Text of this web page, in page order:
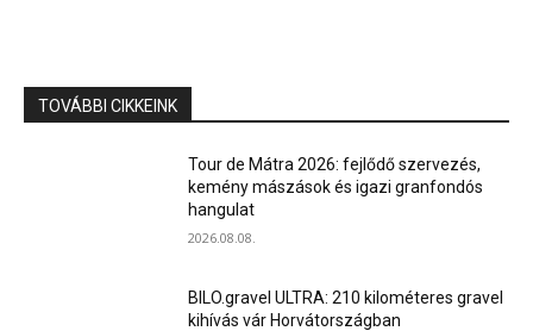
TOVÁBBI CIKKEINK
Tour de Mátra 2026: fejlődő szervezés,
kemény mászások és igazi granfondós
hangulat
2026.08.08.
BILO.gravel ULTRA: 210 kilométeres gravel
kihívás vár Horvátországban